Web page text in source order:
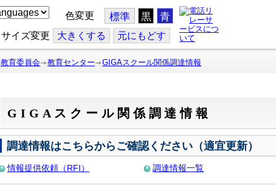
色変更 標準 黒 青
サイズ変更 大きくする 元にもどす
教育委員会 教育センター GIGAスクール関係調達情報
GIGAスクール関係調達情報
調達情報はこちらからご確認ください（適宜更新）
情報提供依頼（RFI） 調達情報一覧